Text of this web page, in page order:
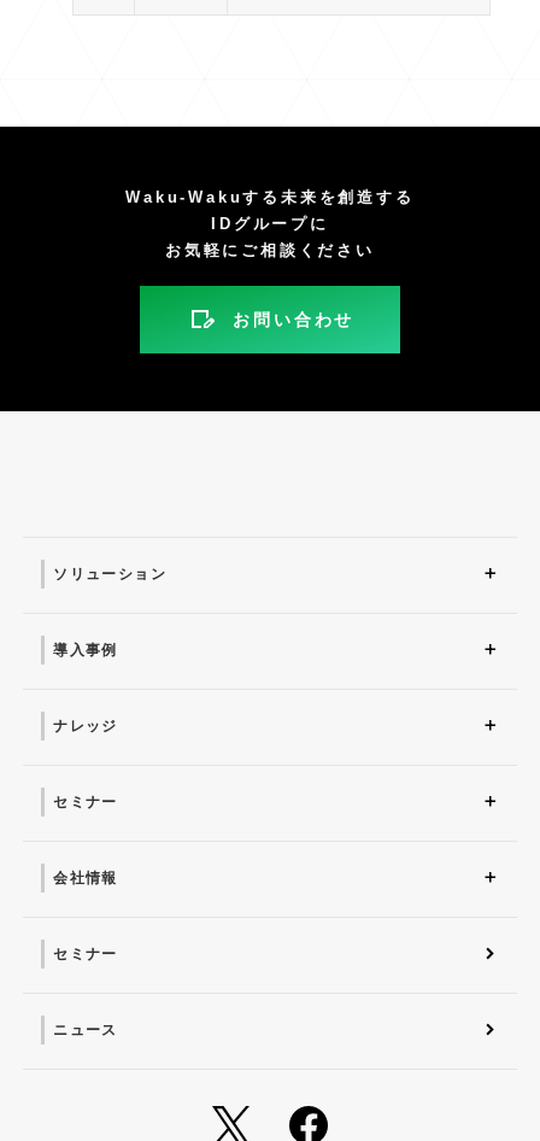
Waku-Wakuする未来を創造する
IDグループに
お気軽にご相談ください
お問い合わせ
ソリューション
導入事例
ナレッジ
セミナー
会社情報
セミナー
ニュース